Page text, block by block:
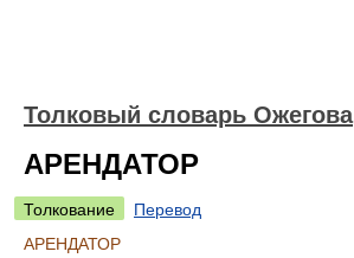
Толковый словарь Ожегова
АРЕНДАТОР
Толкование
Перевод
АРЕНДАТОР